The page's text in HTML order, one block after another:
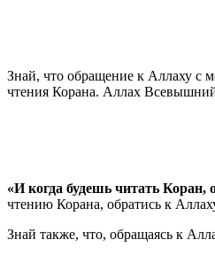
Знай, что обращение к Аллаху с
чтения Корана. Аллах Всевышний
«И когда будешь читать
чтению Корана, обратись к
Знай также, что, обращаясь к